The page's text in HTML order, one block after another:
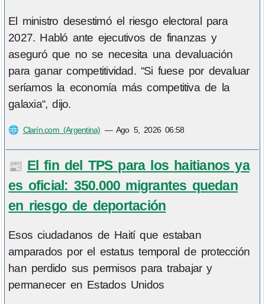
El ministro desestimó el riesgo electoral para
2027. Habló ante ejecutivos de finanzas y
aseguró que no se necesita una devaluación
para ganar competitividad. “Si fuese por devaluar
seríamos la economía más competitiva de la
galaxia“, dijo.
🌐 Clarín.com (Argentina) — Ago 5, 2026 06:58
📰 El fin del TPS para los haitianos ya
es oficial: 350.000 migrantes quedan
en riesgo de deportación
Esos ciudadanos de Haití que estaban
amparados por el estatus temporal de protección
han perdido sus permisos para trabajar y
permanecer en Estados Unidos